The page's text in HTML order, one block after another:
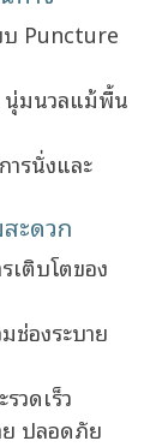
Puncture
นุ่มนวลแม้พื้น
รนั่งและ
ะดวก
เติบโตของ
องระบาย
วดเร็ว
ย ปลอดภัย